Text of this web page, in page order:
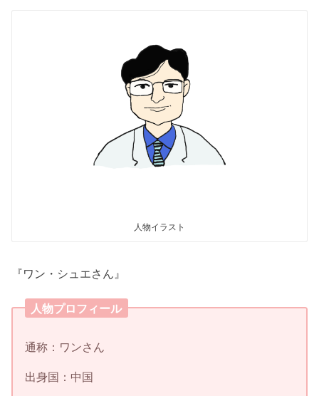
人物イラスト
『ワン・シュエさん』
人物プロフィール
通称：ワンさん
出身国：中国